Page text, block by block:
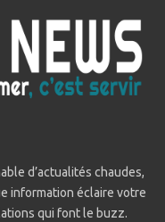
d’actualités chaudes,
information éclaire votre
qui font le buzz.